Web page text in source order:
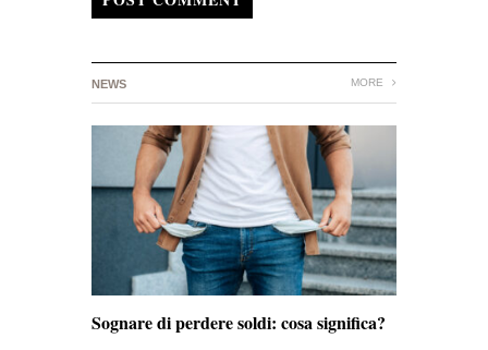
NEWS MORE
Sognare di perdere soldi: cosa significa?